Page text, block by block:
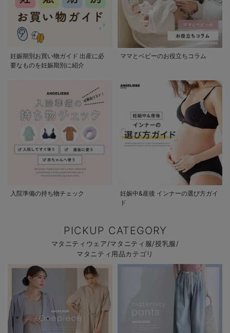
妊娠期別お買い物ガイド 出産に必
要なものを妊娠期別に紹介
ママとベビーのお役立ちコラム
入院準備の持ち物チェック
妊娠中&産後 インナーの選び方ガイ
ド
PICKUP CATEGORY
マタニティウェア/マタニティ服/授乳服/
マタニティ用品カテゴリ